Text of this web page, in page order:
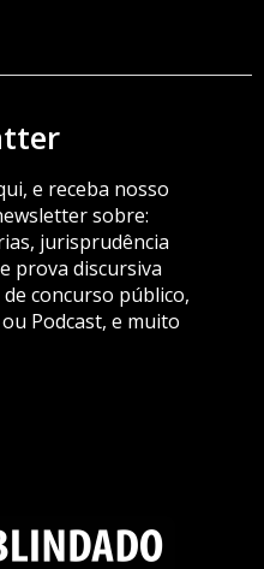
e receba nosso
sobre:
jurisprudência
prova discursiva
concurso público,
Podcast, e muito